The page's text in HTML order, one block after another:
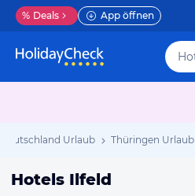
% Deals App öffnen
Deutschland Urlaub Thüringen Urlaub
Hotels Ilfeld